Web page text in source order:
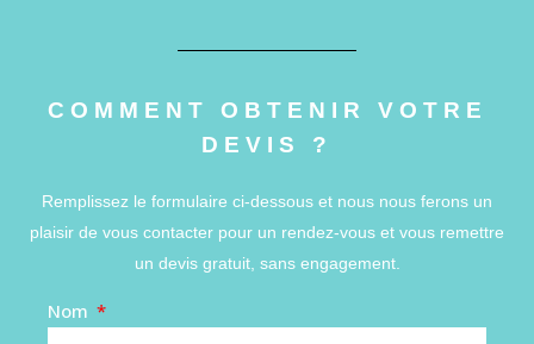
COMMENT OBTENIR VOTRE
DEVIS ?
Remplissez le formulaire ci-dessous et nous nous ferons un
plaisir de vous contacter pour un rendez-vous et vous remettre
un devis gratuit, sans engagement.
Nom